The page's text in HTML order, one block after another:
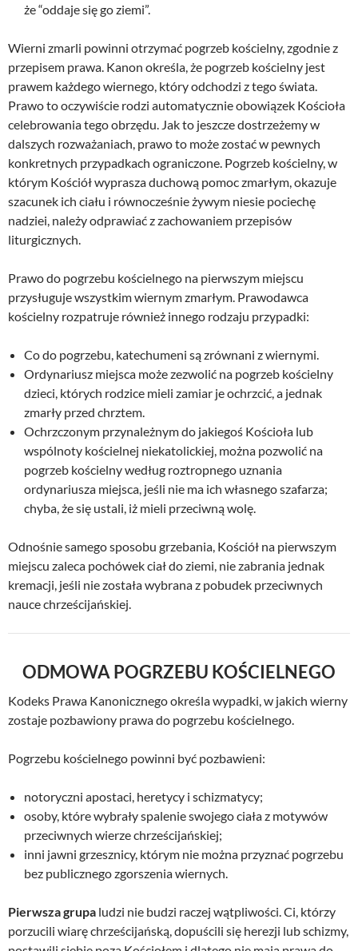
że “oddaje się go ziemi”.
Wierni zmarli powinni otrzymać pogrzeb kościelny, zgodnie z
przepisem prawa. Kanon określa, że pogrzeb kościelny jest
prawem każdego wiernego, który odchodzi z tego świata.
Prawo to oczywiście rodzi automatycznie obowiązek Kościoła
celebrowania tego obrzędu. Jak to jeszcze dostrzeżemy w
dalszych rozważaniach, prawo to może zostać w pewnych
konkretnych przypadkach ograniczone. Pogrzeb kościelny, w
którym Kościół wyprasza duchową pomoc zmarłym, okazuje
szacunek ich ciału i równocześnie żywym niesie pociechę
nadziei, należy odprawiać z zachowaniem przepisów
liturgicznych.
Prawo do pogrzebu kościelnego na pierwszym miejscu
przysługuje wszystkim wiernym zmarłym. Prawodawca
kościelny rozpatruje również innego rodzaju przypadki:
Co do pogrzebu, katechumeni są zrównani z wiernymi.
Ordynariusz miejsca może zezwolić na pogrzeb kościelny
dzieci, których rodzice mieli zamiar je ochrzcić, a jednak
zmarły przed chrztem.
Ochrzczonym przynależnym do jakiegoś Kościoła lub
wspólnoty kościelnej niekatolickiej, można pozwolić na
pogrzeb kościelny według roztropnego uznania
ordynariusza miejsca, jeśli nie ma ich własnego szafarza;
chyba, że się ustali, iż mieli przeciwną wolę.
Odnośnie samego sposobu grzebania, Kościół na pierwszym
miejscu zaleca pochówek ciał do ziemi, nie zabrania jednak
kremacji, jeśli nie została wybrana z pobudek przeciwnych
nauce chrześcijańskiej.
ODMOWA POGRZEBU KOŚCIELNEGO
Kodeks Prawa Kanonicznego określa wypadki, w jakich wierny
zostaje pozbawiony prawa do pogrzebu kościelnego.
Pogrzebu kościelnego powinni być pozbawieni:
notoryczni apostaci, heretycy i schizmatycy;
osoby, które wybrały spalenie swojego ciała z motywów
przeciwnych wierze chrześcijańskiej;
inni jawni grzesznicy, którym nie można przyznać pogrzebu
bez publicznego zgorszenia wiernych.
Pierwsza grupa ludzi nie budzi raczej wątpliwości. Ci, którzy
porzucili wiarę chrześcijańską, dopuścili się herezji lub schizmy,